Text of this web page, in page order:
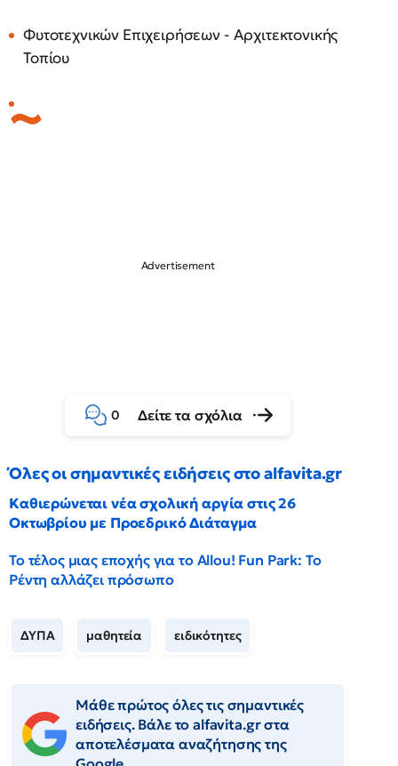
Φυτοτεχνικών Επιχειρήσεων - Αρχιτεκτονικής
Τοπίου
0 Δείτε τα σχόλια
Όλες οι σημαντικές ειδήσεις στο alfavita.gr
Καθιερώνεται νέα σχολική αργία στις 26
Οκτωβρίου με Προεδρικό Διάταγμα
Το τέλος μιας εποχής για το Allou! Fun Park: Το
Ρέντη αλλάζει πρόσωπο
ΔΥΠΑ μαθητεία ειδικότητες
Μάθε πρώτος όλες τις σημαντικές
ειδήσεις. Βάλε το alfavita.gr στα
αποτελέσματα αναζήτησης της